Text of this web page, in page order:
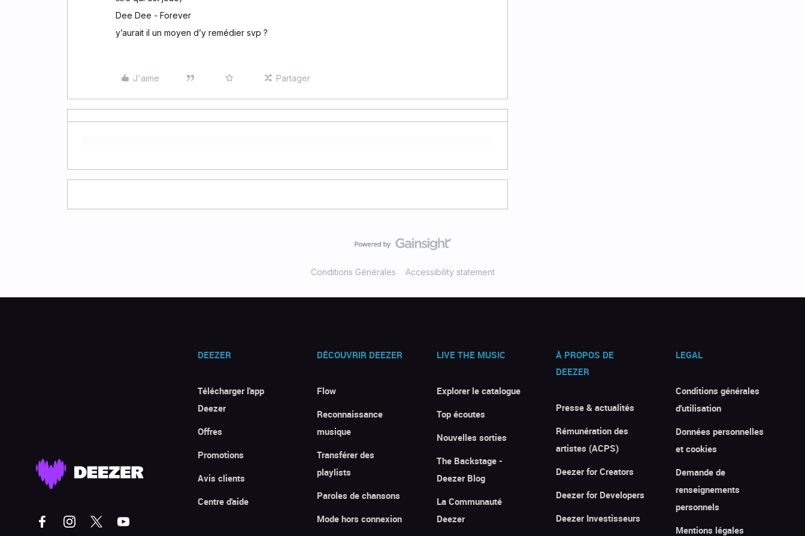
Dee Dee - Forever
y’aurait il un moyen d’y remédier svp ?
J'aime Partager
Conditions Générales Accessibility statement
DEEZER
Télécharger l'app
Deezer
Offres
Promotions
Avis clients
Centre d'aide
DÉCOUVRIR DEEZER
Flow
Reconnaissance
musique
Transférer des
playlists
Paroles de chansons
Mode hors connexion
LIVE THE MUSIC
Explorer le catalogue
Top écoutes
Nouvelles sorties
The Backstage -
Deezer Blog
La Communauté
Deezer
À PROPOS DE
DEEZER
Presse & actualités
Rémunération des
artistes (ACPS)
Deezer for Creators
Deezer for Developers
Deezer Investisseurs
LEGAL
Conditions générales
d'utilisation
Données personnelles
et cookies
Demande de
renseignements
personnels
Mentions légales